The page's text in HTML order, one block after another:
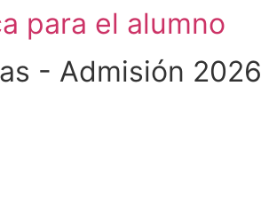
para el alumno
- Admisión 2026